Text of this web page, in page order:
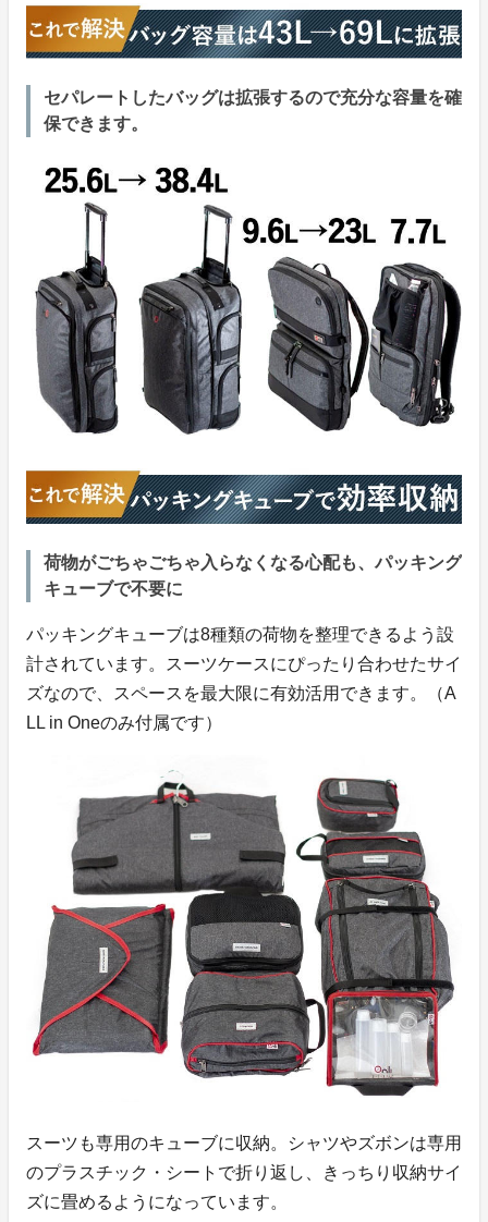
セパレートしたバッグは拡張するので充分な容量を確
保できます。
荷物がごちゃごちゃ入らなくなる心配も、パッキング
キューブで不要に
パッキングキューブは8種類の荷物を整理できるよう設
計されています。スーツケースにぴったり合わせたサイ
ズなので、スペースを最大限に有効活用できます。（A
LL in Oneのみ付属です）
スーツも専用のキューブに収納。シャツやズボンは専用
のプラスチック・シートで折り返し、きっちり収納サイ
ズに畳めるようになっています。